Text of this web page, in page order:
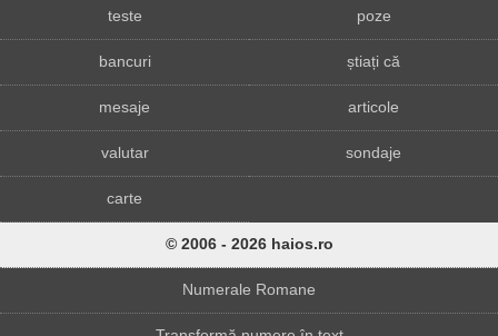
teste poze
bancuri știați că
mesaje articole
valutar sondaje
carte
© 2006 - 2026 haios.ro
Numerale Romane